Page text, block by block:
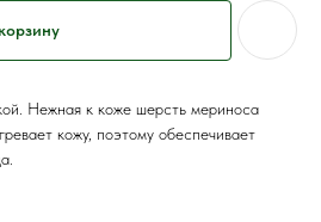
Нежная к коже шерсть мериноса
кожу, поэтому обеспечивает